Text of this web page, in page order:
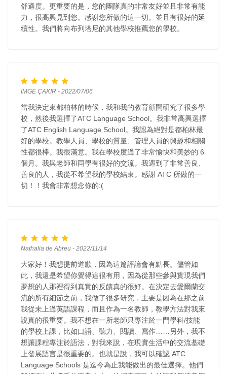
舒適度。更重要的是，您的團隊真的非常友好並且非常有能
力，很高興見到您。感謝您所做的這一切。並且有很好的延
續性。我們將向布列塔尼的其他學校推薦您的學校。
İMGE ÇAKIR - 2022/07/06
當我決定來都柏林的時候，我和我的教育顧問研究了很多學
校，然後我選擇了ATC Language School。我非常高興選擇
了ATC English Language School。我認為絕對是都柏林最
好的學校。教學人員、學校的質量、管理人員的興趣和相關
性都很棒。我很滿意。我在學校度過了非常愉快和美妙的 6
個月。我與老師和同學有很好的交流。我遇到了非常善良、
善良的人，我從不希望我的學校結束。感謝 ATC 所做的一
切！！我會非常想念你的:(
Nathalia de Abreu - 2022/11/14
大家好！我想提前道歉，因為這篇評論會有點長。儘管如
此，我還是希望你覺得這很有用，因為從那些參與實現我們
夢想的人那裡得到真實的反饋真的很好。在決定去愛爾蘭交
流的所有細節之前，我做了很多研究，主要是因為在那之前
我從未上過英語課程，而且作為一名教師，教學方法對我來
說真的很重要。我不想在一所老師只專注於一門學科/技能
的學校上課，比如口語、聽力、閱讀、寫作……另外，我不
想讓課程專注於語法，對我來說，在現實生活中的交流基礎
上發展語言是很重要的。也就是說，我可以確認 ATC
Language Schools 是迄今為止我能做出的最佳選擇。他們